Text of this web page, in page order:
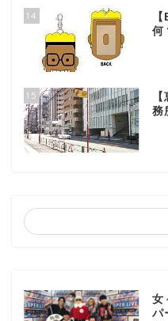
14
何
15
務
女
パ